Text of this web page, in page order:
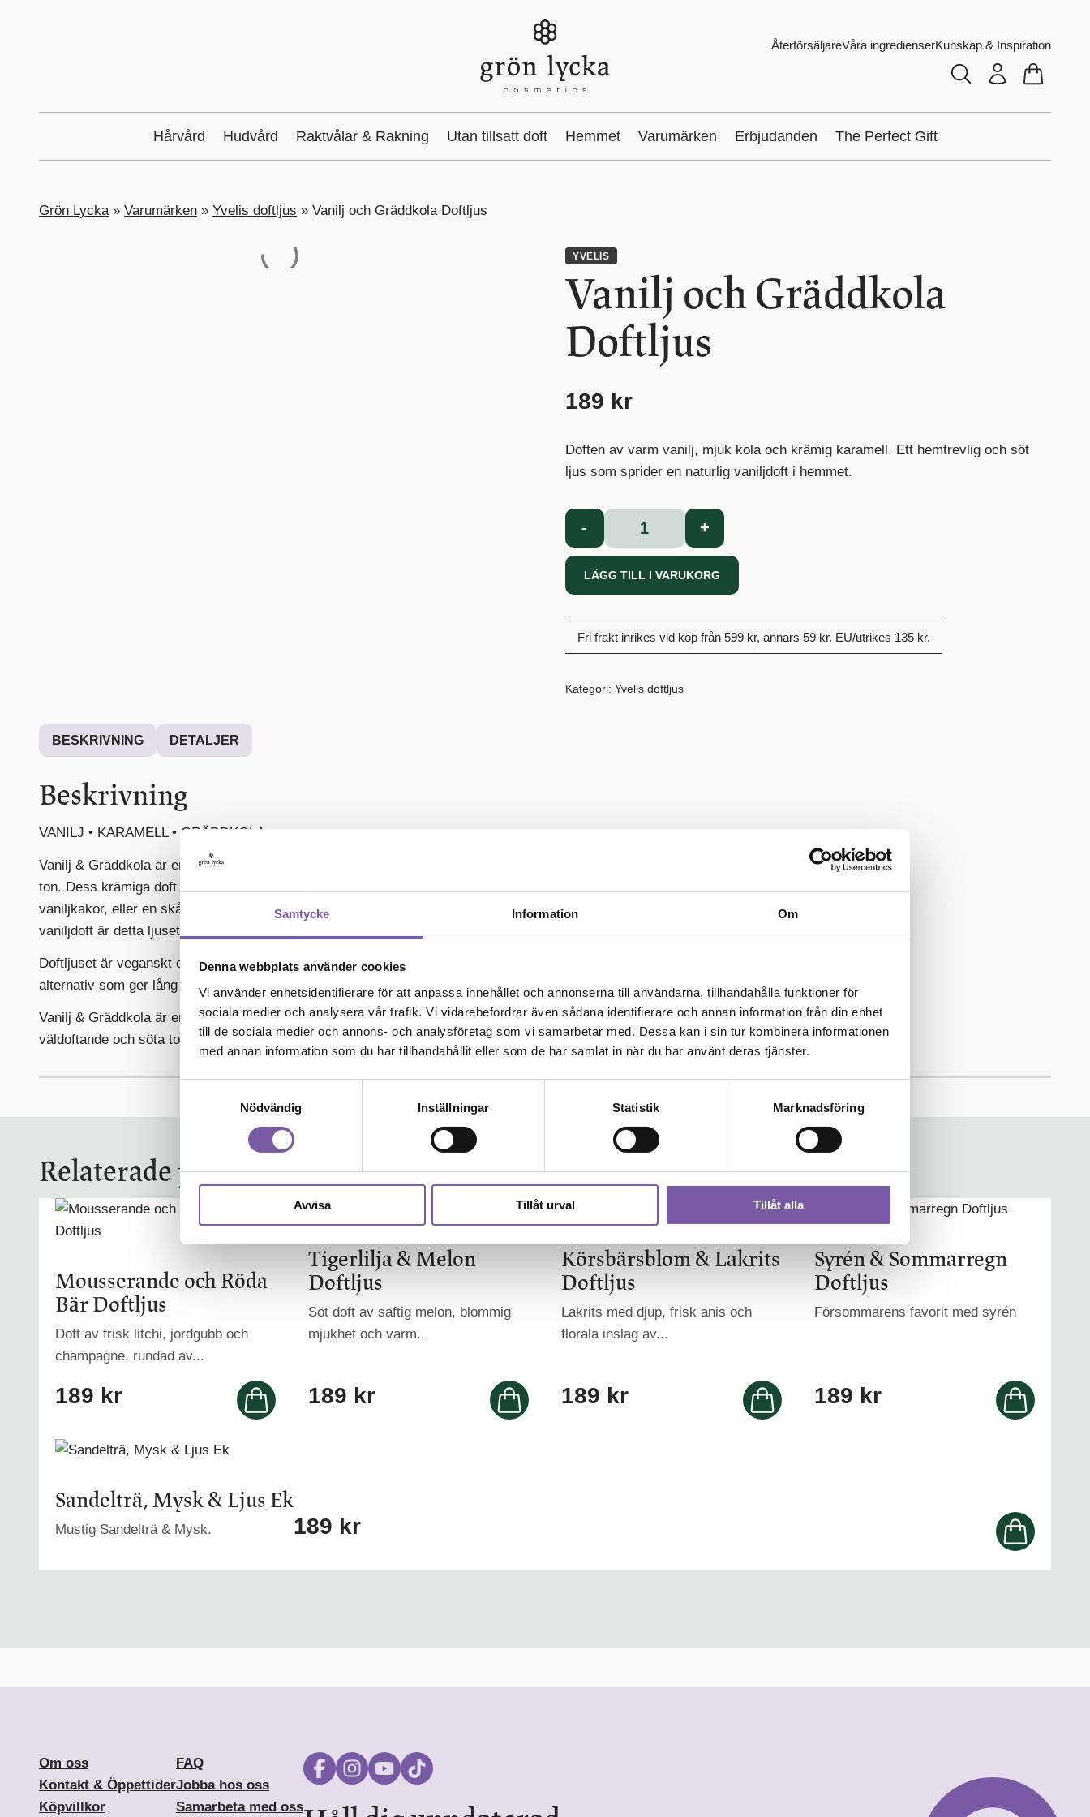
Samtycke Information Om
Denna webbplats använder cookies
Vi använder enhetsidentifierare för att anpassa innehållet och annonserna till användarna, tillhandahålla funktioner för
sociala medier och analysera vår trafik. Vi vidarebefordrar även sådana identifierare och annan information från din enhet
till de sociala medier och annons- och analysföretag som vi samarbetar med. Dessa kan i sin tur kombinera informationen
med annan information som du har tillhandahållit eller som de har samlat in när du har använt deras tjänster.
Nödvändig
Inställningar Statistik Marknadsföring
Avvisa Tillåt urval Tillåt alla
ÅterförsäljareVåra ingredienserKunskap & Inspiration
Hårvård Hudvård Raktvålar & Rakning Utan tillsatt doft Hemmet Varumärken Erbjudanden The Perfect Gift
Grön Lycka» Varumärken » Yvelis doftljus » Vanilj och Gräddkola Doftljus
YVELIS
Vanilj och Gräddkola
Doftljus
189 kr
Doften av varm vanilj, mjuk kola och krämig karamell. Ett hemtrevlig och söt
ljus som sprider en naturlig vaniljdoft i hemmet.
-
Vanilj
och
Gräddkola
Doftljus
mängd
+
LÄGG TILL I VARUKORG
Fri frakt inrikes vid köp från 599 kr, annars 59 kr. EU/utrikes 135 kr.
Kategori: Yvelis doftljus
BESKRIVNING DETALJER
Beskrivning
VANILJ • KARAMELL • GRÄDDKOLA
Vanilj & Gräddkola är en vaniljdoft med sötma som ger hemmet en hemtrevlig
ton. Dess krämiga doft påminner om ett eftermiddagsbak med krämiga
vaniljkakor, eller en skål vaniljglass med kolasås. Med en tydlig smörig
vaniljdoft är detta ljuset perfekt för dig som älskar doften av autentisk vanilj!
Doftljuset är veganskt och tillverkat av svenskt rapsvax – ett miljövänligt
alternativ som ger lång brinntid.
Vanilj & Gräddkola är en varm doft som är alldeles lagom. Om du gillar naturligt
väldoftande och söta toner är detta ljuset för dig!
Relaterade produkter
Mousserande och Röda
Bär Doftljus
Doft av frisk litchi, jordgubb och
champagne, rundad av...
189 kr
Tigerlilja & Melon
Doftljus
Söt doft av saftig melon, blommig
mjukhet och varm...
189 kr
Körsbärsblom & Lakrits
Doftljus
Lakrits med djup, frisk anis och
florala inslag av...
189 kr
Syrén & Sommarregn
Doftljus
Försommarens favorit med syrén
189 kr
Sandelträ, Mysk & Ljus Ek
Mustig Sandelträ & Mysk. 189 kr
Om oss
Kontakt & Öppettider
Köpvillkor
FAQ
Jobba hos oss
Samarbeta med oss